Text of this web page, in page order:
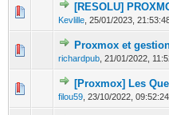
[RESOLU]
Kevlille 25/01/2023,
0 Votes - 0 sur
Proxmox et
richardpub 21/01/2022,
0 Votes - 0 sur
[Proxmox] Les
filou59 23/10/2022, 09:52:24
0 Votes - 0 sur